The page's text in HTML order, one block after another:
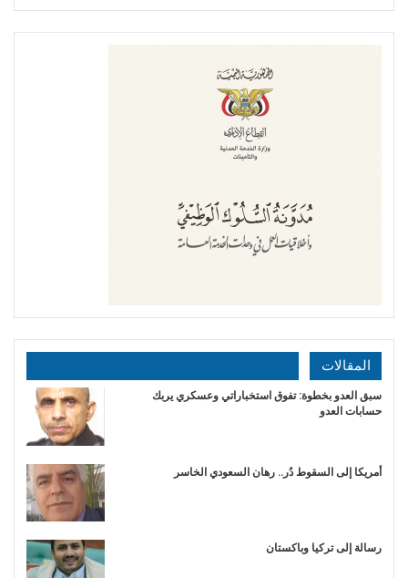
المقالات
سبق العدو بخطوة: تفوق استخباراتي وعسكري يربك
حسابات العدو
أمريكا إلى السقوط دُر.. رهان السعودي الخاسر
رسالة إلى تركيا وباكستان